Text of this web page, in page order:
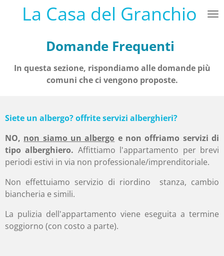
La Casa del Granchio
Domande Frequenti
In questa sezione, rispondiamo alle domande più
comuni che ci vengono proposte.
Siete un albergo? offrite servizi alberghieri?
NO, non siamo un albergo e non offriamo servizi di
tipo alberghiero. Affittiamo l'appartamento per brevi
periodi estivi in via non professionale/imprenditoriale.
Non effettuiamo servizio di riordino stanza, cambio
biancheria e simili.
La pulizia dell'appartamento viene eseguita a termine
soggiorno (con costo a parte).